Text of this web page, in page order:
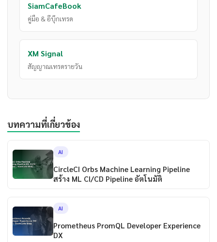
SiamCafeBook
คู่มือ & อีบุ๊กเทรด
XM Signal
สัญญาณเทรดรายวัน
บทความที่เกี่ยวข้อง
AI
CircleCI Orbs Machine Learning Pipeline
สร้าง ML CI/CD Pipeline อัตโนมัติ
AI
Prometheus PromQL Developer Experience
DX